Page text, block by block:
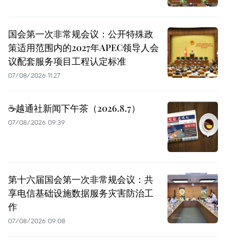
国会第一次非常规会议：公开特殊政
策适用范围内的2027年APEC领导人会
议配套服务项目工程认定标准
07/08/2026 11:27
☕️越通社新闻下午茶（2026.8.7）
07/08/2026 09:39
第十六届国会第一次非常规会议：共
享电信基础设施数据服务灾害防治工
作
07/08/2026 09:08